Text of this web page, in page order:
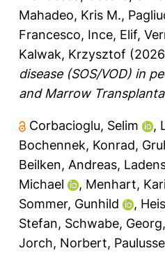
Mahadeo, Kris M.,
Francesco, Ince, Elif,
Kalwak, Krzysztof
disease (SOS/VOD) in
and Marrow
Corbacioglu, Selim ,
Bochennek, Konrad,
Beilken, Andreas,
Michael
, Menhart,
Sommer, Gunhild
,
Stefan, Schwabe, Georg,
Jorch, Norbert,